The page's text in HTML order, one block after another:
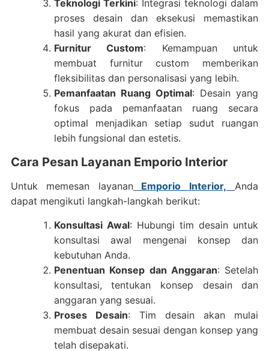
Teknologi Terkini: Integrasi teknologi dalam
proses desain dan eksekusi memastikan
hasil yang akurat dan efisien.
Furnitur Custom: Kemampuan untuk
membuat furnitur custom memberikan
fleksibilitas dan personalisasi yang lebih.
Pemanfaatan Ruang Optimal: Desain yang
fokus pada pemanfaatan ruang secara
optimal menjadikan setiap sudut ruangan
lebih fungsional dan estetis.
Cara Pesan Layanan Emporio Interior
Untuk memesan layananEmporio Interior,
Anda
dapat mengikuti langkah-langkah berikut:
Konsultasi Awal: Hubungi tim desain untuk
konsultasi awal mengenai konsep dan
kebutuhan Anda.
Penentuan Konsep dan Anggaran: Setelah
konsultasi, tentukan konsep desain dan
anggaran yang sesuai.
Proses Desain: Tim desain akan mulai
membuat desain sesuai dengan konsep yang
telah disepakati.